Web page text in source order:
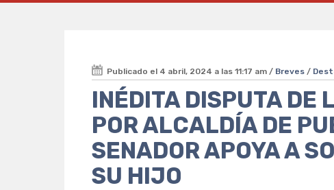
Publicado el 4 abril, 2024 a las 11:17 am / Breves /
INÉDITA DISPUTA DE
POR ALCALDÍA DE
SENADOR APOYA A
SU HIJO